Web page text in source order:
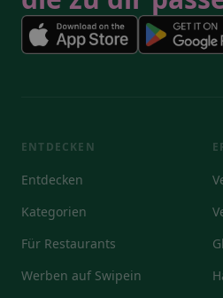
ENTDECKEN
Entdecken
Kategorien
Für Restaurants
Werben auf Swipein